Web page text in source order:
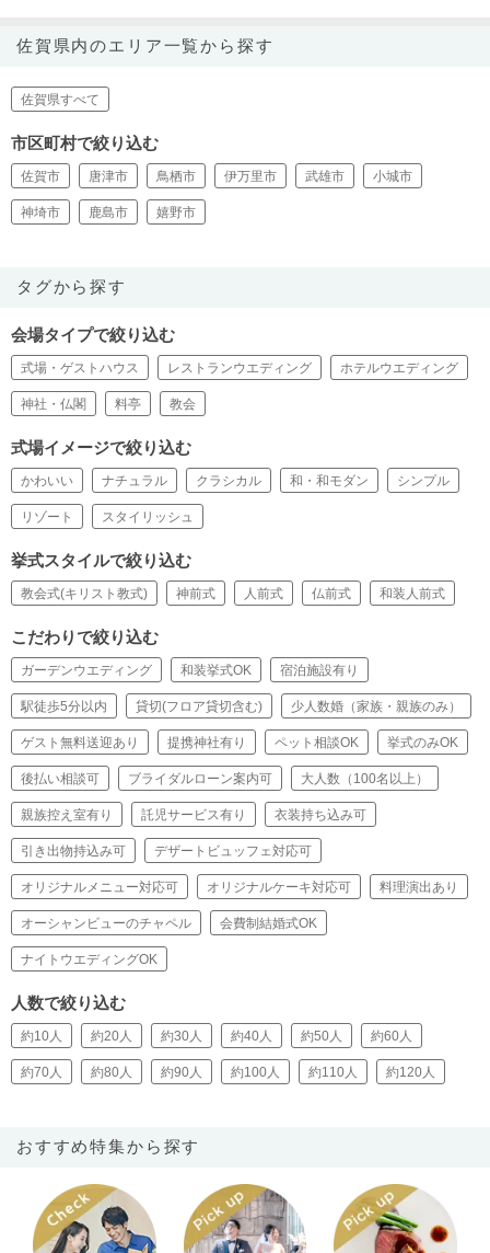
佐賀県内のエリア一覧から探す
佐賀県すべて
市区町村で絞り込む
佐賀市 唐津市 鳥栖市 伊万里市 武雄市 小城市
神埼市 鹿島市 嬉野市
タグから探す
会場タイプで絞り込む
式場・ゲストハウス レストランウエディング ホテルウエディング
神社・仏閣 料亭 教会
式場イメージで絞り込む
かわいい ナチュラル クラシカル 和・和モダン シンプル
リゾート スタイリッシュ
挙式スタイルで絞り込む
教会式(キリスト教式) 神前式 人前式 仏前式 和装人前式
こだわりで絞り込む
ガーデンウエディング 和装挙式OK 宿泊施設有り
駅徒歩5分以内 貸切(フロア貸切含む) 少人数婚（家族・親族のみ）
ゲスト無料送迎あり 提携神社有り ペット相談OK 挙式のみOK
後払い相談可 ブライダルローン案内可 大人数（100名以上）
親族控え室有り 託児サービス有り 衣装持ち込み可
引き出物持込み可 デザートビュッフェ対応可
オリジナルメニュー対応可 オリジナルケーキ対応可 料理演出あり
オーシャンビューのチャペル 会費制結婚式OK
ナイトウエディングOK
人数で絞り込む
約10人 約20人 約30人 約40人 約50人 約60人
約70人 約80人 約90人 約100人 約110人 約120人
おすすめ特集から探す